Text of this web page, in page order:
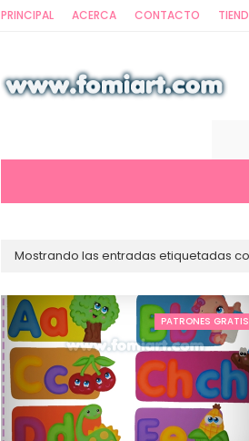
PRINCIPAL ACERCA CONTACTO
Mostrando las entradas etiquetadas
PATRONES GRATIS